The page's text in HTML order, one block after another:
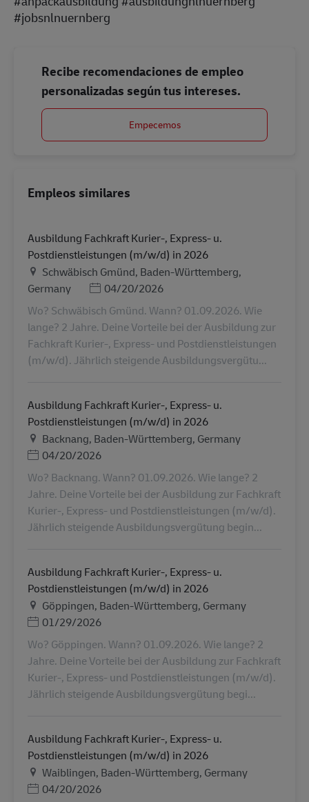
#jobsnlnuernberg
Recibe recomendaciones de empleo
personalizadas según tus intereses.
Empecemos
Empleos similares
Ausbildung Fachkraft Kurier-, Express- u.
Postdienstleistungen (m/w/d) in 2026
Ubicación
Schwäbisch Gmünd, Baden-Württemberg,
Germany
Posted Date
04/20/2026
Wo? Schwäbisch Gmünd. Wann? 01.09.2026. Wie
lange? 2 Jahre. Deine Vorteile bei der Ausbildung zur
Fachkraft Kurier-, Express- und Postdienstleistungen
(m/w/d). Jährlich steigende Ausbildungsvergütu...
Ausbildung Fachkraft Kurier-, Express- u.
Postdienstleistungen (m/w/d) in 2026
Ubicación
Backnang, Baden-Württemberg, Germany
Posted Date
04/20/2026
Wo? Backnang. Wann? 01.09.2026. Wie lange? 2
Jahre. Deine Vorteile bei der Ausbildung zur Fachkraft
Kurier-, Express- und Postdienstleistungen (m/w/d).
Jährlich steigende Ausbildungsvergütung begin...
Ausbildung Fachkraft Kurier-, Express- u.
Postdienstleistungen (m/w/d) in 2026
Ubicación
Göppingen, Baden-Württemberg, Germany
Posted Date
01/29/2026
Wo? Göppingen. Wann? 01.09.2026. Wie lange? 2
Jahre. Deine Vorteile bei der Ausbildung zur Fachkraft
Kurier-, Express- und Postdienstleistungen (m/w/d).
Jährlich steigende Ausbildungsvergütung begi...
Ausbildung Fachkraft Kurier-, Express- u.
Postdienstleistungen (m/w/d) in 2026
Ubicación
Waiblingen, Baden-Württemberg, Germany
Posted Date
04/20/2026